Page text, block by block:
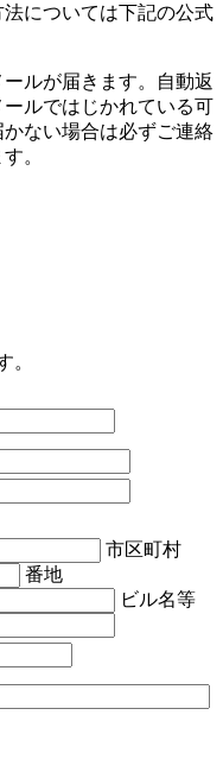
については下記の公式
ルが届きます。自動返
ルではじかれている可
ない場合は必ずご連絡
。
。
市区町村
番地
ビル名等